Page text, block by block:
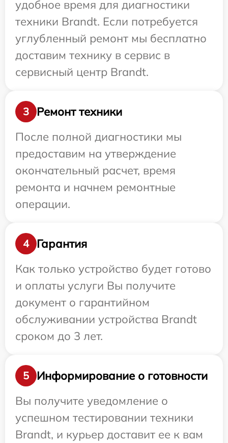
удобное время для диагностики
техники Brandt. Если потребуется
углубленный ремонт мы бесплатно
доставим технику в сервис в
сервисный центр Brandt.
3
Ремонт техники
После полной диагностики мы
предоставим на утверждение
окончательный расчет, время
ремонта и начнем ремонтные
операции.
4
Гарантия
Как только устройство будет готово
и оплаты услуги Вы получите
документ о гарантийном
обслуживании устройства Brandt
сроком до 3 лет.
5
Информирование о готовности
Вы получите уведомление о
успешном тестировании техники
Brandt, и курьер доставит ее к вам